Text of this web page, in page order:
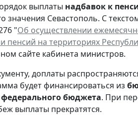
выплаты надбавок к
значения Севастополь. С
"Об осуществлении
пенсий на территориях
сайте кабинета министров.
доплаты
будет финансироваться из
бюджета. При
выплаты прекратятся.